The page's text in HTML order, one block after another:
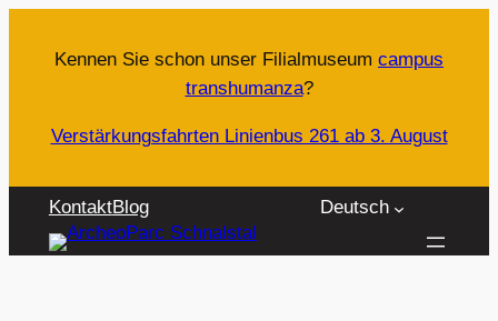
Kennen Sie schon unser Filialmuseum campus
transhumanza?
Verstärkungsfahrten Linienbus 261 ab 3. August
KontaktBlog Deutsch